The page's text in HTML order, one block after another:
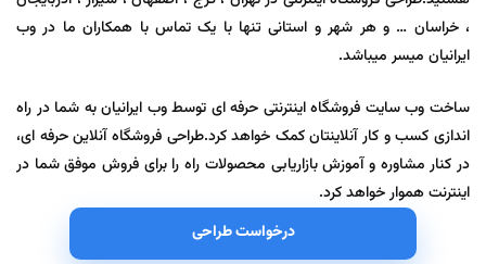
، خراسان … و هر شهر و استانی تنها با یک تماس با همکاران ما در وب
ایرانیان میسر میباشد.
ساخت وب سایت فروشگاه اینترنتی حرفه ای توسط وب ایرانیان به شما در راه
اندازی کسب و کار آنلاینتان کمک خواهد کرد.طراحی فروشگاه آنلاین حرفه ای،
در کنار مشاوره و آموزش بازاریابی محصولات راه را برای فروش موفق شما در
اینترنت هموار خواهد کرد.
درخواست طراحی